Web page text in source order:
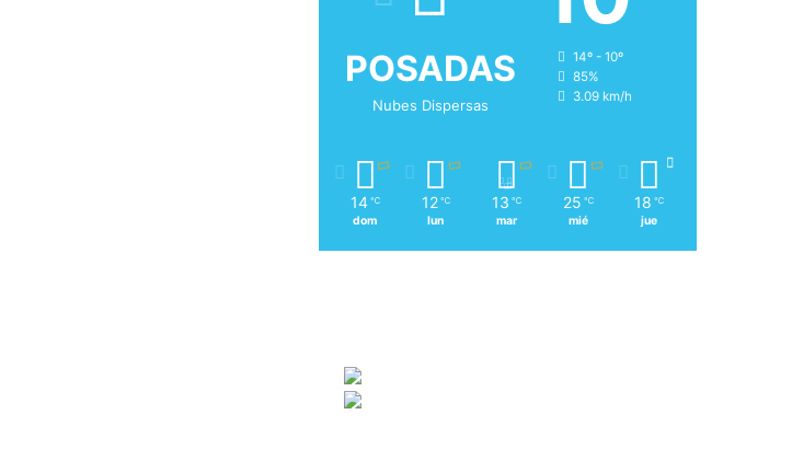
POSADAS
Nubes Dispersas
14º - 10º
85%
3.09 km/h
14 ℃
dom
12 ℃
lun
13 ℃
mar
25 ℃
mié
18 ℃
jue